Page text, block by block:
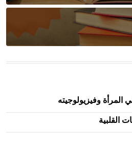
المرأة وفيزيولوجيته
القلبية